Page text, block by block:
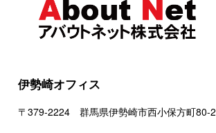
伊勢崎オフィス
〒379-2224 群馬県伊勢崎市西小保方町80-2